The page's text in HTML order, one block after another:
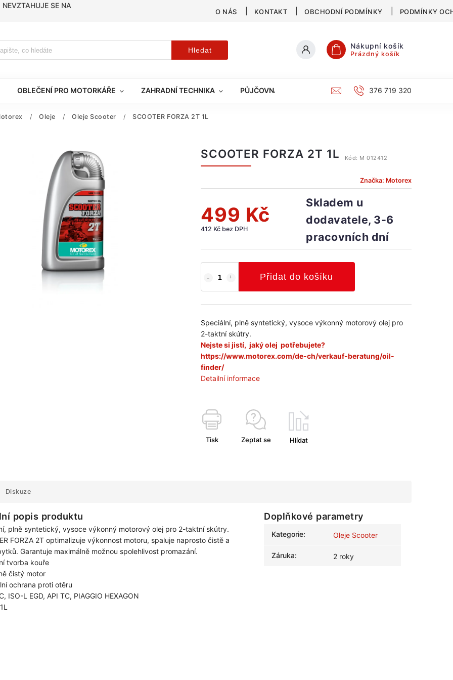
SE NA
O NÁS KONTAKT OBCHODNÍ PODMÍNKY PODMÍNKY
Hledat Nákupní košík
Prázdný košík
OBLEČENÍ PRO MOTORKÁŘE ZAHRADNÍ TECHNIKA PŮJČOVNA KATALOG376 719 320
/ Oleje / Oleje Scooter / SCOOTER FORZA 2T 1L
SCOOTER FORZA 2T 1L Kód: M 012412
Značka: Motorex
499 Kč
412 Kč bez DPH
Skladem u
dodavatele, 3-6
pracovních dní
Přidat do košíku
Speciální, plně syntetický, vysoce výkonný motorový olej pro
2-taktní skútry.
Nejste si jistí, jaký olej potřebujete?
https://www.motorex.com/de-ch/verkauf-beratung/oil-
finder/
Detailní informace
Tisk Zeptat se Hlídat
Diskuze
popis produktu
plně syntetický, vysoce výkonný motorový olej pro 2-taktní skútry.
FORZA 2T optimalizuje výkonnost motoru, spaluje naprosto čistě a
Garantuje maximálně možnou spolehlivost promazání.
tvorba kouře
čistý motor
ochrana proti otěru
ISO-L EGD, API TC, PIAGGIO HEXAGON
Doplňkové parametry
Kategorie: Oleje Scooter
Záruka: 2 roky